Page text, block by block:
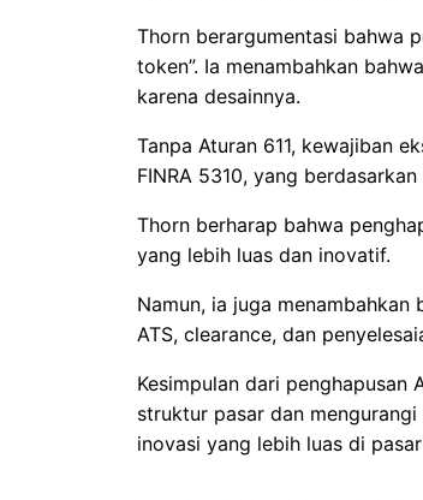
Thorn berargumentasi bahwa
token”. Ia menambahkan
karena desainnya.
Tanpa Aturan 611, kewajiban
FINRA 5310, yang
Thorn berharap bahwa
yang lebih luas dan inovatif.
Namun, ia juga
ATS, clearance, dan
Kesimpulan dari penghapusan
struktur pasar dan
inovasi yang lebih luas di